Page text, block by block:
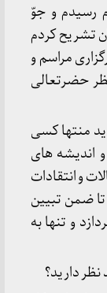
رسیدم و جوّ
تشریح کردم
مراسم و
حضرتعالی
منتها کسی
اندیشه های
و انتقادات
تا ضمن تبیین
و تنها به
دارید؟